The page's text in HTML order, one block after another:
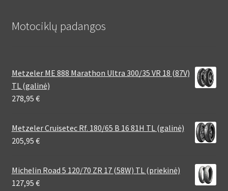
Motociklų padangos
Metzeler ME 888 Marathon Ultra 300/35 VR 18 (87V)
TL (galinė)
278,95 €
Metzeler Cruisetec Rf. 180/65 B 16 81H TL (galinė)
205,95 €
Michelin Road 5 120/70 ZR 17 (58W) TL (priekinė)
127,95 €